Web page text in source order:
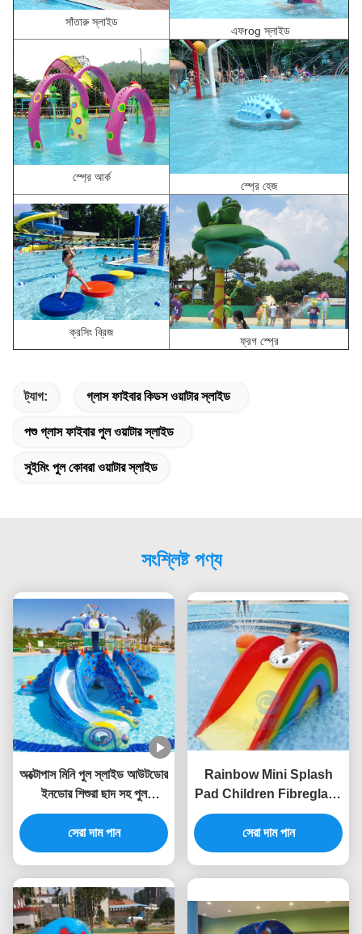
সাঁতারু স্লাইড
এফrog স্লাইড
স্প্রে আর্ক
স্প্রে হেজ
ক্রসিং ব্রিজ
ফ্রগ স্প্রে
ট্যাগ: গ্লাস ফাইবার কিডস ওয়াটার স্লাইড
পশু গ্লাস ফাইবার পুল ওয়াটার স্লাইড
সুইমিং পুল কোবরা ওয়াটার স্লাইড
সংশ্লিষ্ট পণ্য
অক্টোপাস মিনি পুল স্লাইড আউটডোর
ইনডোর শিশুরা ছাদ সহ পুল
ফাইবারগ্লাস খেলুন
সেরা দাম পান
Rainbow Mini Splash
Pad Children Fibreglass
Water Slides Height
1.1m Width 0.6m
সেরা দাম পান